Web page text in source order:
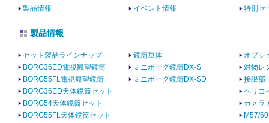
製品情報 イベント情報 特別セ
製品情報
セット製品ラインナップ
BORG36ED電視観望鏡筒
BORG55FL電視観望鏡筒
BORG36ED天体鏡筒セット
BORG54天体鏡筒セット
BORG55FL天体鏡筒セット
鏡筒単体
ミニボーグ鏡筒DX-S
ミニボーグ鏡筒DX-SD
オプシ
対物レ
接眼部
ヘリコ
カメラ
M57/